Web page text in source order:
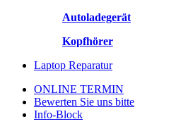
Autoladegerät
Kopfhörer
Laptop Reparatur
ONLINE TERMIN
Bewerten Sie uns bitte
Info-Block